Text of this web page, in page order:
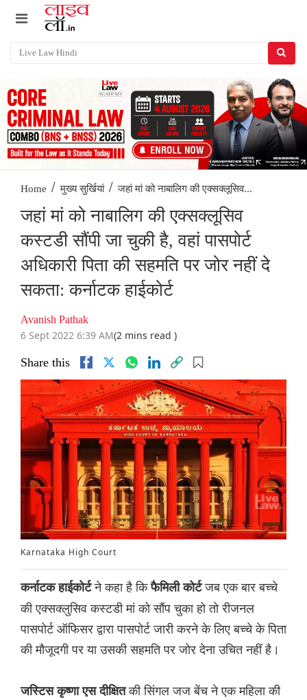
Home / मुख्य सुर्खियां / जहां मां को नाबालिग की एक्सक्लूसिव...
जहां मां को नाबालिग की एक्सक्लूसिव
कस्टडी सौंपी जा चुकी है, वहां पासपोर्ट
अधिकारी पिता की सहमति पर जोर नहीं दे
सकता: कर्नाटक हाईकोर्ट
Avanish Pathak
6 Sept 2022 6:39 AM(2 mins read )
Share this
Karnataka High Court
कर्नाटक हाईकोर्टने कहा है किफैमिली कोर्टजब एक बार बच्चे
की एक्सक्लुसिव कस्टडी मां को सौंप चुका हो तो रीजनल
पासपोर्ट ऑफिसर द्वारा पासपोर्ट जारी करने के लिए बच्चे के पिता
की मौजूदगी पर या उसकी सहमति पर जोर देना उचित नहीं है।
जस्टिस कृष्णा एस दीक्षितकी सिंगल जज बेंच ने एक महिला की